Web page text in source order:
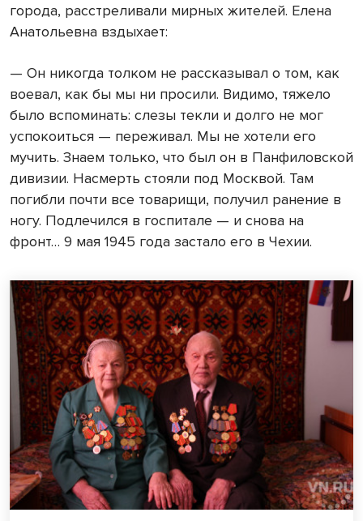
города, расстреливали мирных жителей. Елена
Анатольевна вздыхает:
— Он никогда толком не рассказывал о том, как
воевал, как бы мы ни просили. Видимо, тяжело
было вспоминать: слезы текли и долго не мог
успокоиться — переживал. Мы не хотели его
мучить. Знаем только, что был он в Панфиловской
дивизии. Насмерть стояли под Москвой. Там
погибли почти все товарищи, получил ранение в
ногу. Подлечился в госпитале — и снова на
фронт… 9 мая 1945 года застало его в Чехии.